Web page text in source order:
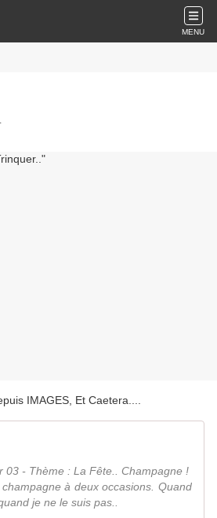
MENU
IMAGES, Et Caetera...
03 - Thème : La Fête.. Champagne !
à deux occasions. Quand
je ne le suis pas..